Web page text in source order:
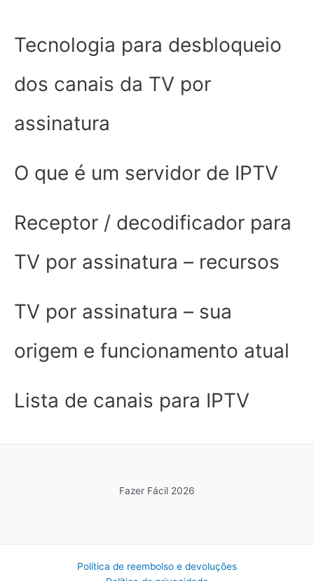
Tecnologia para desbloqueio
dos canais da TV por
assinatura
O que é um servidor de IPTV
Receptor / decodificador para
TV por assinatura – recursos
TV por assinatura – sua
origem e funcionamento atual
Lista de canais para IPTV
Fazer Fácil 2026
Política de reembolso e devoluções